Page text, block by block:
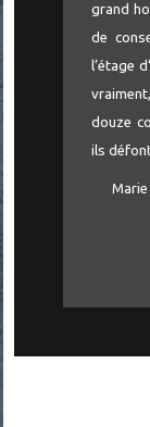
grand
de
l’étage
douze
ils
Marie